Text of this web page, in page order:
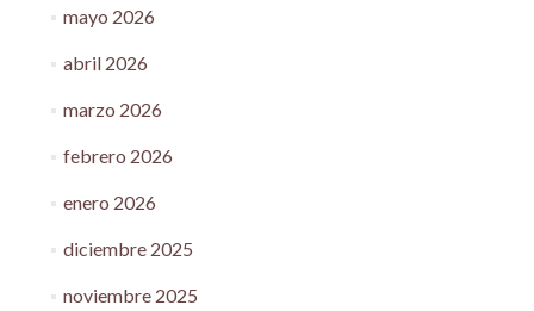
mayo 2026
abril 2026
marzo 2026
febrero 2026
enero 2026
diciembre 2025
noviembre 2025